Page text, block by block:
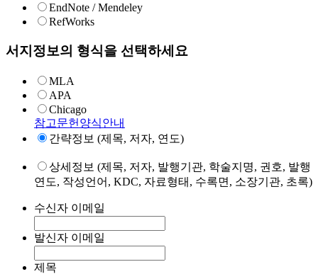
EndNote / Mendeley
RefWorks
서지정보의 형식을 선택하세요
MLA
APA
Chicago
참고문헌양식안내
간략정보 (제목, 저자, 연도)
상세정보 (제목, 저자, 발행기관, 학술지명, 권호, 발행
연도, 작성언어, KDC, 자료형태, 수록면, 소장기관, 초록)
수신자 이메일
발신자 이메일
제목